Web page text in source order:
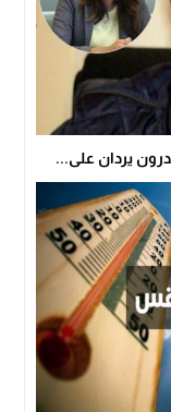
يردان على...